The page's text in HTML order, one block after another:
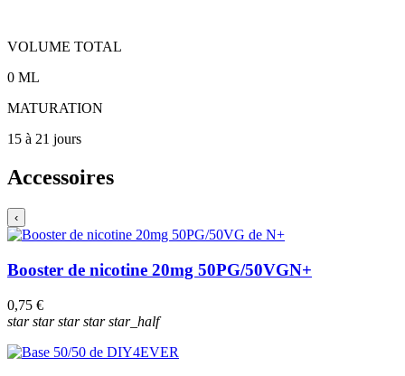
VOLUME TOTAL
0 ML
MATURATION
15 à 21 jours
Accessoires
‹
Booster de nicotine 20mg 50PG/50VGN+
0,75 €
starstarstarstarstar_half